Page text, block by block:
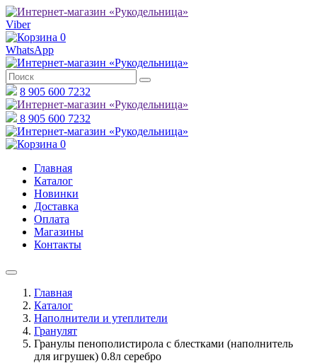
Viber
0
WhatsApp
8 905 600 7232
8 905 600 7232
0
Главная
Каталог
Новинки
Доставка
Оплата
Магазины
Контакты
Главная
Каталог
Наполнители и утеплители
Гранулят
Гранулы пенополистирола с блестками (наполнитель
для игрушек) 0.8л серебро